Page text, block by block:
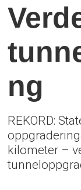
ng
REKORD:
kilometer –